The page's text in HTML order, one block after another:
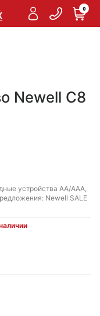
0
Newell С8
устройства АА/ААА,
Newell SALE